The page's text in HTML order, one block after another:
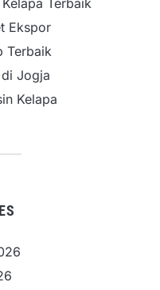
Ekspor
Terbaik
Jogja
Kelapa